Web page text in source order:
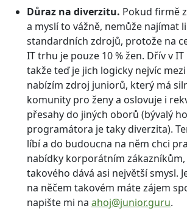
Důraz na diverzitu. Pokud firmě
a myslí to vážně, nemůže najímat
standardních zdrojů, protože na
IT trhu je pouze 10 % žen. Dřív v
takže teď je jich logicky nejvíc mezi
nabízím zdroj juniorů, který má
komunity pro ženy a oslovuje i
přesahy do jiných oborů (bývalý
programátora je taky diverzita).
líbí a do budoucna na něm chci
nabídky korporátním
takového dává asi největší smysl.
na něčem takovém máte zájem
napište mi na ahoj@junior.guru.